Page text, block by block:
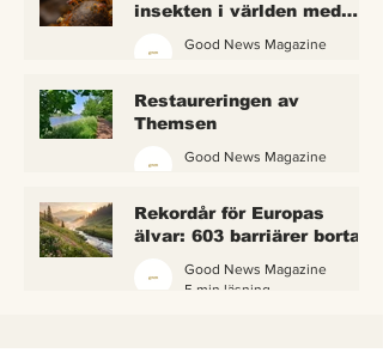
insekten i världen med
Good News Magazine
Restaureringen av
Themsen
Good News Magazine
Rekordår för Europas
älvar: 603 barriärer borta
igen
Good News Magazine
5 min läsning